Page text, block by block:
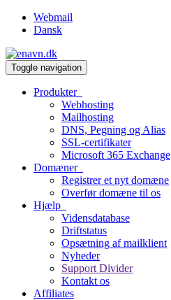
Webmail
Dansk
Toggle navigation
Produkter
Webhosting
Mailhosting
DNS, Pegning og Alias
SSL-certifikater
Microsoft 365 Exchange
Domæner
Registrer et nyt domæne
Overfør domæne til os
Hjælp
Vidensdatabase
Driftstatus
Opsætning af mailklient
Nyheder
Support Divider
Kontakt os
Affiliates